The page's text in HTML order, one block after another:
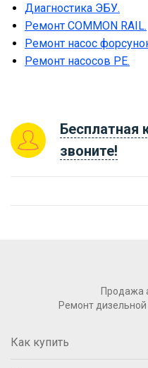
Диагностика ЭБУ.
Ремонт COMMON RAIL.
Ремонт насос
Ремонт насосов PE.
Бесплатная
звоните!
Продажа
Ремонт
Как купить